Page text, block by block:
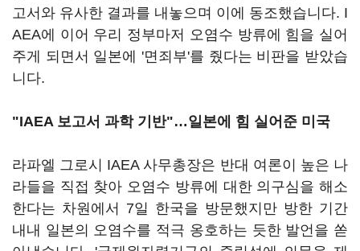
고서와 유사한 결과를 내놓으며 이에 동조했습니다. I
AEA에 이어 우리 정부마저 오염수 방류에 힘을 실어
주게 되면서 일본에 '면죄부'를 줬다는 비판을 받았습
니다.
"IAEA 보고서 과학 기반"…일본에 힘 실어준 미국
라파엘 그로시 IAEA 사무총장은 반대 여론이 높은 나
라들을 직접 찾아 오염수 방류에 대한 의구심을 해소
한다는 차원에서 7일 한국을 방문했지만 방한 기간
내내 일본의 오염수를 적극 옹호하는 듯한 발언을 쏟